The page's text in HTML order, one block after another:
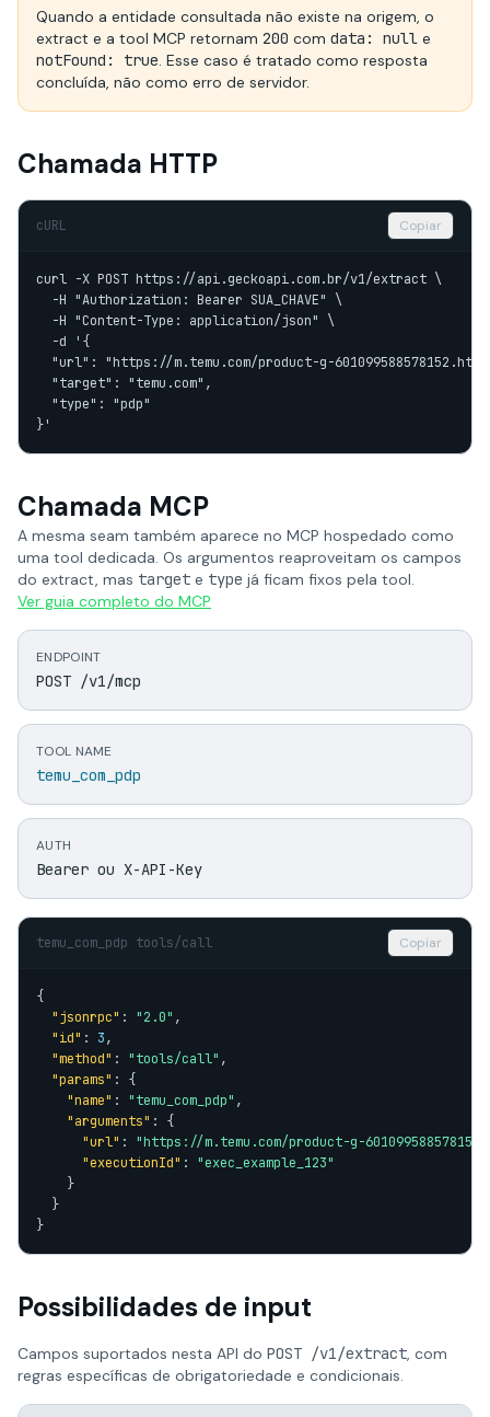
Quando a entidade consultada não existe na origem, o
extract e a tool MCP retornam 200 com data: null e
notFound: true. Esse caso é tratado como resposta
concluída, não como erro de servidor.
Chamada HTTP
cURL Copiar
curl -X POST https://api.geckoapi.com.br/v1/extract \
  -H "Authorization: Bearer SUA_CHAVE" \
  -H "Content-Type: application/json" \
  -d '{
"url": "https://m.temu.com/product-g-
  "target": "temu.com",
  "type": "pdp"
}'
Chamada MCP
A mesma seam também aparece no MCP hospedado como
uma tool dedicada. Os argumentos reaproveitam os campos
do extract, mas target e type já ficam fixos pela tool.
Ver guia completo do MCP
ENDPOINT
POST /v1/mcp
TOOL NAME
temu_com_pdp
AUTH
Bearer ou X-API-Key
temu_com_pdp tools/call Copiar
{
"jsonrpc" : "2.0" ,
"id" : 3,
"method" : "tools/call" ,
"params" : {
"name" : "temu_com_pdp" ,
"arguments" : {
"url" : "https://m.temu.com/product-g-
"executionId" : "exec_example_123"
    }
  }
}
Possibilidades de input
Campos suportados nesta API do POST /v1/extract, com
regras específicas de obrigatoriedade e condicionais.